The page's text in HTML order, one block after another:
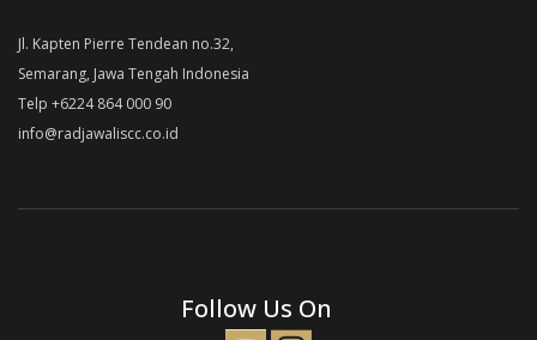
Jl. Kapten Pierre Tendean no.32,
Semarang, Jawa Tengah Indonesia
Telp +6224 864 000 90
info@radjawaliscc.co.id
Follow Us On